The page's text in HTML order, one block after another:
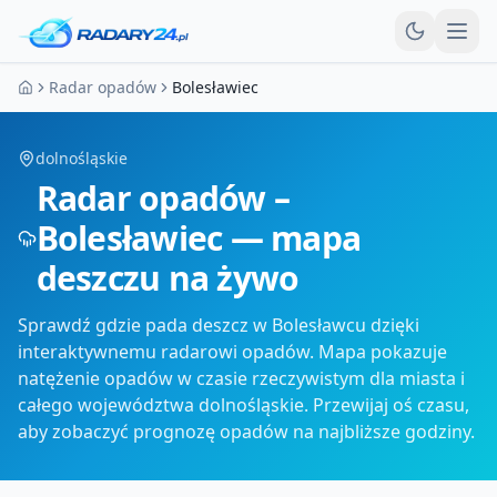
Strona główna
Radar opadów Bolesławiec
dolnośląskie
Radar opadów –
Bolesławiec — mapa
deszczu na żywo
Sprawdź gdzie pada deszcz w Bolesławcu dzięki
interaktywnemu radarowi opadów. Mapa pokazuje
natężenie opadów w czasie rzeczywistym dla miasta i
całego województwa dolnośląskie. Przewijaj oś czasu,
aby zobaczyć prognozę opadów na najbliższe godziny.